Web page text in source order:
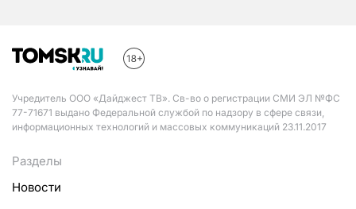
Учредитель ООО «Дайджест ТВ». Св-во о регистрации СМИ ЭЛ №ФС
77-71671 выдано Федеральной службой по надзору в сфере связи,
информационных технологий и массовых коммуникаций 23.11.2017
Разделы
Новости